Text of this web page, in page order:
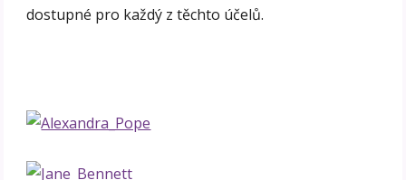
dostupné pro každý z těchto účelů.